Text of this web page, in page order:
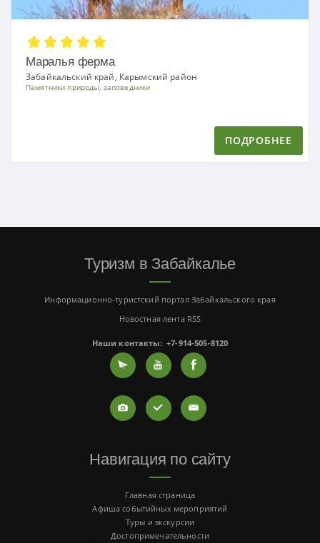
Маралья ферма
Забайкальский край, Карымский район
Памятники природы, заповедники
ПОДРОБНЕЕ
Туризм в Забайкалье
Информационно-туристский портал Забайкальского края
Новостная лента RSS
Наши контакты: +7-914-505-8120
Навигация по сайту
Главная страница
Афиша событийных мероприятий
Туры и экскурсии
Достопримечательности